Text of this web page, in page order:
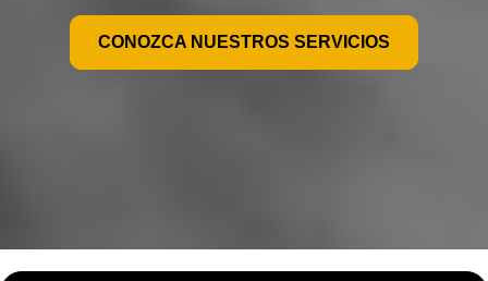
CONOZCA NUESTROS SERVICIOS